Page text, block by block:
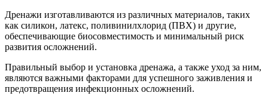
Дренажи изготавливаются из различных материалов, таких
как силикон, латекс, поливинилхлорид (ПВХ) и другие,
обеспечивающие биосовместимость и минимальный риск
развития осложнений.
Правильный выбор и установка дренажа, а также уход за ним,
являются важными факторами для успешного заживления и
предотвращения инфекционных осложнений.